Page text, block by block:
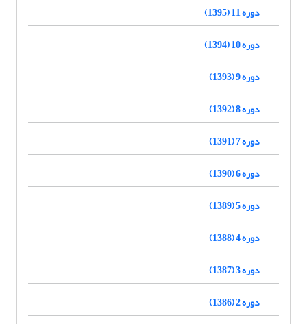
دوره 11 (1395)
دوره 10 (1394)
دوره 9 (1393)
دوره 8 (1392)
دوره 7 (1391)
دوره 6 (1390)
دوره 5 (1389)
دوره 4 (1388)
دوره 3 (1387)
دوره 2 (1386)